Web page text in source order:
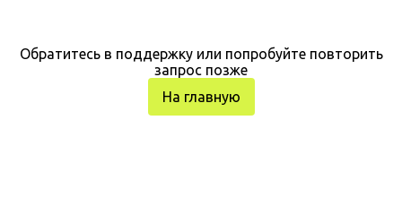
Обратитесь в поддержку или попробуйте повторить
запрос позже
На главную